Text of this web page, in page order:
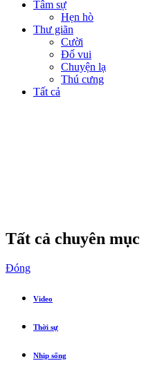
Tâm sự
Hẹn hò
Thư giãn
Cười
Đố vui
Chuyện lạ
Thú cưng
Tất cả
Tất cả chuyên mục
Đóng
Video
Thời sự
Nhịp sống